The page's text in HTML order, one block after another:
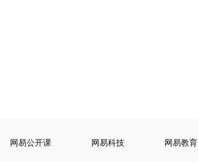
网易公开课 网易科技 网易教育